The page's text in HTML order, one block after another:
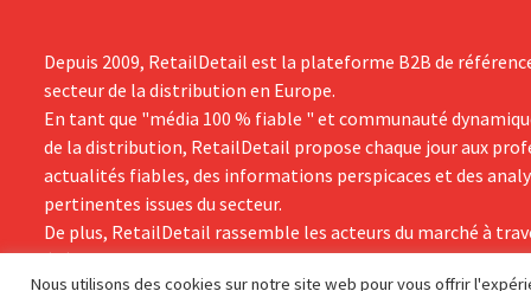
Depuis 2009, RetailDetail est la plateforme B2B de
secteur de la distribution en Europe.
En tant que "média 100 % fiable " et communauté
de la distribution, RetailDetail propose chaque jour aux
actualités fiables, des informations perspicaces et des
pertinentes issues du secteur.
De plus, RetailDetail rassemble les acteurs du marché à
événements inspirants et des visites exclusives de
Nous utilisons des cookies sur notre site web pour vous offrir